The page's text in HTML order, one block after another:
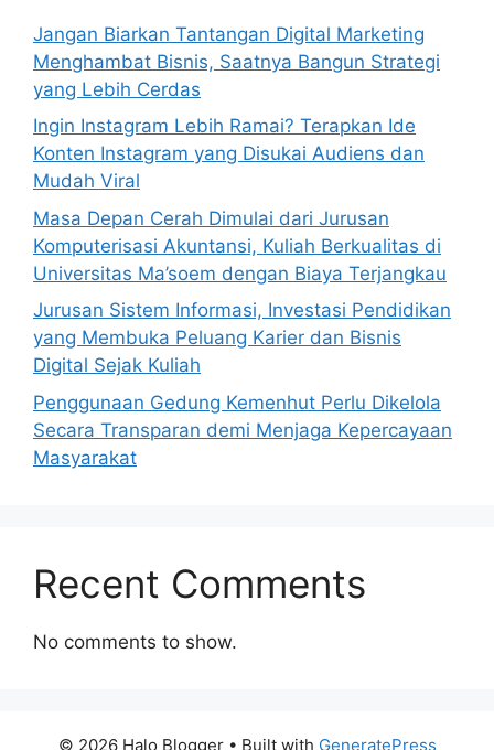
Jangan Biarkan Tantangan Digital Marketing
Menghambat Bisnis, Saatnya Bangun Strategi
yang Lebih Cerdas
Ingin Instagram Lebih Ramai? Terapkan Ide
Konten Instagram yang Disukai Audiens dan
Mudah Viral
Masa Depan Cerah Dimulai dari Jurusan
Komputerisasi Akuntansi, Kuliah Berkualitas di
Universitas Ma’soem dengan Biaya Terjangkau
Jurusan Sistem Informasi, Investasi Pendidikan
yang Membuka Peluang Karier dan Bisnis
Digital Sejak Kuliah
Penggunaan Gedung Kemenhut Perlu Dikelola
Secara Transparan demi Menjaga Kepercayaan
Masyarakat
Recent Comments
No comments to show.
© 2026 Halo Blogger• Built with GeneratePress